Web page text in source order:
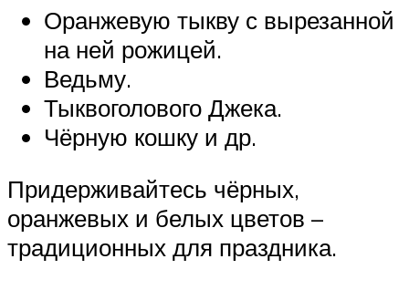
Оранжевую тыкву с вырезанной
на ней рожицей.
Ведьму.
Тыквоголового Джека.
Чёрную кошку и др.
Придерживайтесь чёрных,
оранжевых и белых цветов –
традиционных для праздника.